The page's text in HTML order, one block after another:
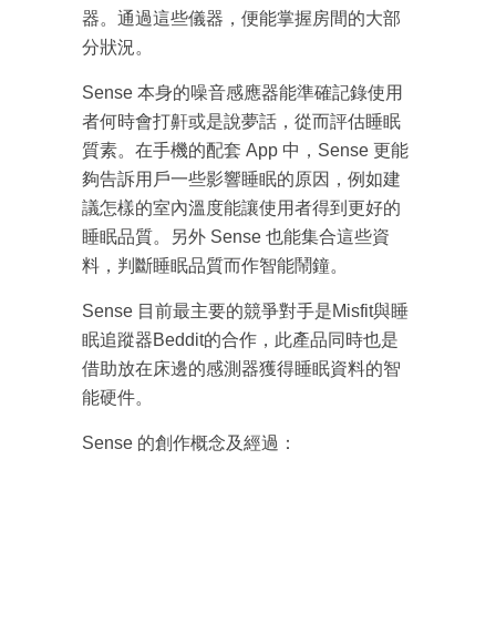
器。通過這些儀器，便能掌握房間的大部
分狀況。
Sense 本身的噪音感應器能準確記錄使用
者何時會打鼾或是說夢話，從而評估睡眠
質素。在手機的配套 App 中，Sense 更能
夠告訴用戶一些影響睡眠的原因，例如建
議怎樣的室內溫度能讓使用者得到更好的
睡眠品質。另外 Sense 也能集合這些資
料，判斷睡眠品質而作智能鬧鐘。
Sense 目前最主要的競爭對手是Misfit與睡
眠追蹤器Beddit的合作，此產品同時也是
借助放在床邊的感測器獲得睡眠資料的智
能硬件。
Sense 的創作概念及經過：
成為 EJ Tech 會員
最新資訊（附創業懶人包）